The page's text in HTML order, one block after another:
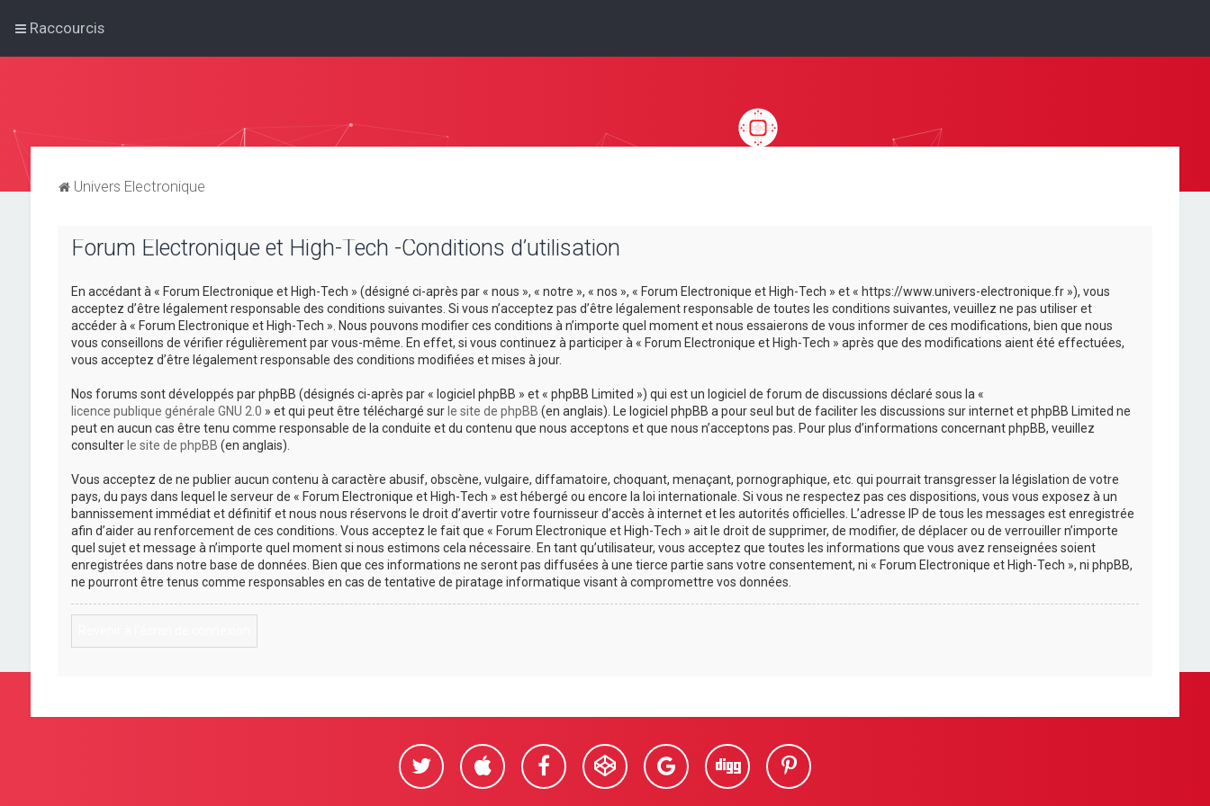
Raccourcis
Univers Electronique
Forum Electronique et High-Tech -Conditions d’utilisation
En accédant à « Forum Electronique et High-Tech » (désigné ci-après par « nous », « notre », « nos », « Forum Electronique et High-Tech » et « https://www.univers-electronique.fr »), vous
acceptez d’être légalement responsable des conditions suivantes. Si vous n’acceptez pas d’être légalement responsable de toutes les conditions suivantes, veuillez ne pas utiliser et
accéder à « Forum Electronique et High-Tech ». Nous pouvons modifier ces conditions à n’importe quel moment et nous essaierons de vous informer de ces modifications, bien que nous
vous conseillons de vérifier régulièrement par vous-même. En effet, si vous continuez à participer à « Forum Electronique et High-Tech » après que des modifications aient été effectuées,
vous acceptez d’être légalement responsable des conditions modifiées et mises à jour.
Nos forums sont développés par phpBB (désignés ci-après par « logiciel phpBB » et « phpBB Limited ») qui est un logiciel de forum de discussions déclaré sous la «
licence publique générale GNU 2.0 » et qui peut être téléchargé sur le site de phpBB (en anglais). Le logiciel phpBB a pour seul but de faciliter les discussions sur internet et phpBB Limited ne
peut en aucun cas être tenu comme responsable de la conduite et du contenu que nous acceptons et que nous n’acceptons pas. Pour plus d’informations concernant phpBB, veuillez
consulter le site de phpBB (en anglais).
Vous acceptez de ne publier aucun contenu à caractère abusif, obscène, vulgaire, diffamatoire, choquant, menaçant, pornographique, etc. qui pourrait transgresser la législation de votre
pays, du pays dans lequel le serveur de « Forum Electronique et High-Tech » est hébergé ou encore la loi internationale. Si vous ne respectez pas ces dispositions, vous vous exposez à un
bannissement immédiat et définitif et nous nous réservons le droit d’avertir votre fournisseur d’accès à internet et les autorités officielles. L’adresse IP de tous les messages est enregistrée
afin d’aider au renforcement de ces conditions. Vous acceptez le fait que « Forum Electronique et High-Tech » ait le droit de supprimer, de modifier, de déplacer ou de verrouiller n’importe
quel sujet et message à n’importe quel moment si nous estimons cela nécessaire. En tant qu’utilisateur, vous acceptez que toutes les informations que vous avez renseignées soient
enregistrées dans notre base de données. Bien que ces informations ne seront pas diffusées à une tierce partie sans votre consentement, ni « Forum Electronique et High-Tech », ni phpBB,
ne pourront être tenus comme responsables en cas de tentative de piratage informatique visant à compromettre vos données.